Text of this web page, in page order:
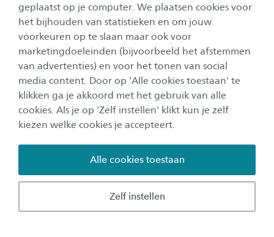
geplaatst op je computer. We plaatsen cookies voor
het bijhouden van statistieken en om jouw
voorkeuren op te slaan maar ook voor
marketingdoeleinden (bijvoorbeeld het afstemmen
van advertenties) en voor het tonen van social
media content. Door op 'Alle cookies toestaan' te
klikken ga je akkoord met het gebruik van alle
cookies. Als je op 'Zelf instellen' klikt kun je zelf
kiezen welke cookies je accepteert.
Zelf instellen
Alle cookies toestaan
tonen
tonen
Sustainable Development
Goals
Saxion ondertekende in 2018 de Sustainable
Development Goals (SDGs), ofwel duurzame
ontwikkelingsdoelen die een eind moeten